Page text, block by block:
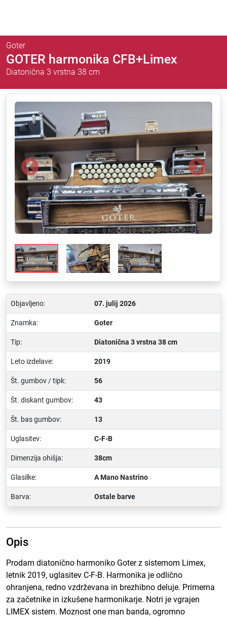
Goter
GOTER harmonika CFB+Limex
Diatonična 3 vrstna 38 cm
Objavljeno: 07. julij 2026
Znamka: Goter
Tip: Diatonična 3 vrstna 38 cm
Leto izdelave: 2019
Št. gumbov / tipk: 56
Št. diskant gumbov: 43
Št. bas gumbov: 13
Uglasitev: C-F-B
Dimenzija ohišja: 38cm
Glasilke: A Mano Nastrino
Barva: Ostale barve
Opis
Prodam diatonično harmoniko Goter z sistemom Limex,
letnik 2019, uglasitev C-F-B. Harmonika je odlično
ohranjena, redno vzdrževana in brezhibno deluje. Primerna
za začetnike in izkušene harmonikarje. Notri je vgrajen
LIMEX sistem. Moznost one man banda, ogromno